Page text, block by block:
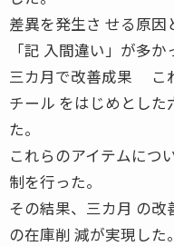
差異を発生さ せる原因
「記 入間違い」が多か
三カ月で改善成果 こ
チール をはじめとし
た。
これらのアイテムにつ
制を行った。
その結果、三カ月 の
の在庫削 減が実現した。